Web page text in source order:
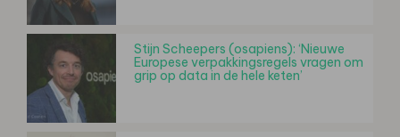
Stijn Scheepers (osapiens): ‘Nieuwe
Europese verpakkingsregels vragen om
grip op data in de hele keten’